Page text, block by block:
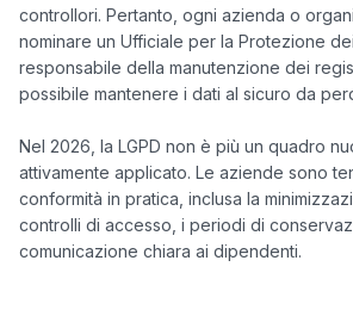
controllori. Pertanto, ogni azienda o
nominare un Ufficiale per la Protezione
responsabile della manutenzione dei
possibile mantenere i dati al sicuro da
Nel 2026, la LGPD non è più un quadro
attivamente applicato. Le aziende sono
conformità in pratica, inclusa la
controlli di accesso, i periodi di